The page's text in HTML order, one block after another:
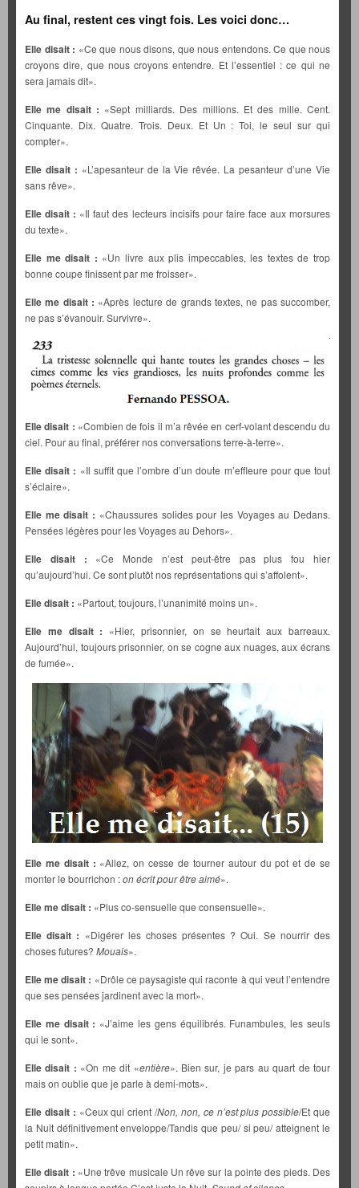
Au final, restent ces vingt fois. Les voici donc…
Elle disait : «Ce que nous disons, que nous entendons. Ce que nous
croyons dire, que nous croyons entendre. Et l’essentiel : ce qui ne
sera jamais dit».
Elle me disait : «Sept milliards. Des millions. Et des mille. Cent.
Cinquante. Dix. Quatre. Trois. Deux. Et Un : Toi, le seul sur qui
compter».
Elle disait : «L’apesanteur de la Vie rêvée. La pesanteur d’une Vie
sans rêve».
Elle disait : «Il faut des lecteurs incisifs pour faire face aux morsures
du texte».
Elle me disait : «Un livre aux plis impeccables, les textes de trop
bonne coupe finissent par me froisser».
Elle me disait : «Après lecture de grands textes, ne pas succomber,
ne pas s’évanouir. Survivre».
Elle disait : «Combien de fois il m’a rêvée en cerf-volant descendu du
ciel. Pour au final, préférer nos conversations terre-à-terre».
Elle disait : «Il suffit que l’ombre d’un doute m’effleure pour que tout
s’éclaire».
Elle me disait : «Chaussures solides pour les Voyages au Dedans.
Pensées légères pour les Voyages au Dehors».
Elle disait : «Ce Monde n’est peut-être pas plus fou hier
qu’aujourd’hui. Ce sont plutôt nos représentations qui s’affolent».
Elle disait : «Partout, toujours, l’unanimité moins un».
Elle me disait : «Hier, prisonnier, on se heurtait aux barreaux.
Aujourd’hui, toujours prisonnier, on se cogne aux nuages, aux écrans
de fumée».
Elle me disait : «Allez, on cesse de tourner autour du pot et de se
monter le bourrichon :on écrit pour être aimé».
Elle me disait : «Plus co-sensuelle que consensuelle».
Elle disait : «Digérer les choses présentes ? Oui. Se nourrir des
choses futures? Mouais».
Elle me disait : «Drôle ce paysagiste qui raconte à qui veut l’entendre
que ses pensées jardinent avec la mort».
Elle me disait : «J’aime les gens équilibrés. Funambules, les seuls
qui le sont».
Elle disait : «On me dit «entière». Bien sur, je pars au quart de tour
mais on oublie que je parle à demi-mots».
Elle disait : «Ceux qui crient /Non, non, ce n’est plus possible/Et que
la Nuit définitivement enveloppe/Tandis que peu/ si peu/ atteignent le
petit matin».
Elle disait : «Une trêve musicale Un rêve sur la pointe des pieds. Des